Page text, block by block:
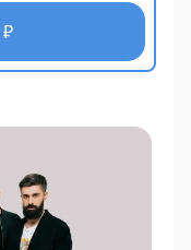
₽